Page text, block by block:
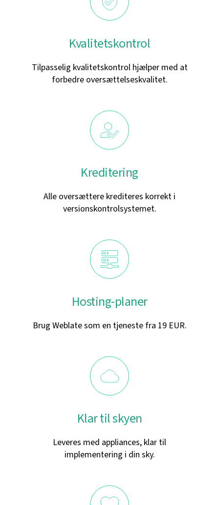
Kvalitetskontrol
Tilpasselig kvalitetskontrol hjælper med at
forbedre oversættelseskvalitet.
Kreditering
Alle oversættere krediteres korrekt i
versionskontrolsystemet.
Hosting-planer
Brug Weblate som en tjeneste fra 19 EUR.
Klar til skyen
Leveres med appliances, klar til
implementering i din sky.